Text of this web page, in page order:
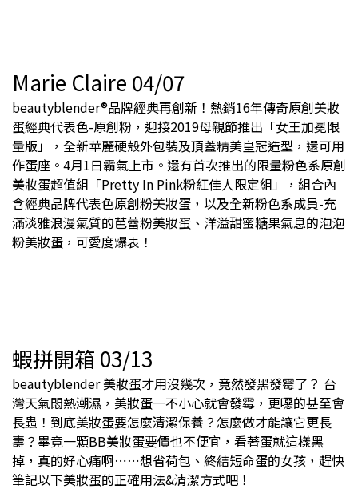
Marie Claire 04/07
beautyblender®品牌經典再創新！熱銷16年傳奇原創美妝
蛋經典代表色-原創粉，迎接2019母親節推出「女王加冕限
量版」，全新華麗硬殼外包裝及頂蓋精美皇冠造型，還可用
作蛋座。4月1日霸氣上市。還有首次推出的限量粉色系原創
美妝蛋超值組「Pretty In Pink粉紅佳人限定組」，組合內
含經典品牌代表色原創粉美妝蛋，以及全新粉色系成員-充
滿淡雅浪漫氣質的芭蕾粉美妝蛋、洋溢甜蜜糖果氣息的泡泡
粉美妝蛋，可愛度爆表！
蝦拼開箱 03/13
beautyblender 美妝蛋才用沒幾次，竟然發黑發霉了？ 台
灣天氣悶熱潮濕，美妝蛋一不小心就會發霉，更噁的甚至會
長蟲！到底美妝蛋要怎麼清潔保養？怎麼做才能讓它更長
壽？畢竟一顆BB美妝蛋要價也不便宜，看著蛋就這樣黑
掉，真的好心痛啊⋯⋯想省荷包、終結短命蛋的女孩，趕快
筆記以下美妝蛋的正確用法&清潔方式吧！